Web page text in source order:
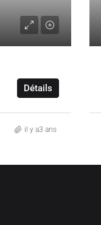
Détails
il y a3 ans